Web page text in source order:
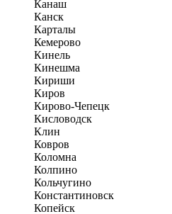
Канаш
Канск
Карталы
Кемерово
Кинель
Кинешма
Кириши
Киров
Кирово-Чепецк
Кисловодск
Клин
Ковров
Коломна
Колпино
Кольчугино
Константиновск
Копейск